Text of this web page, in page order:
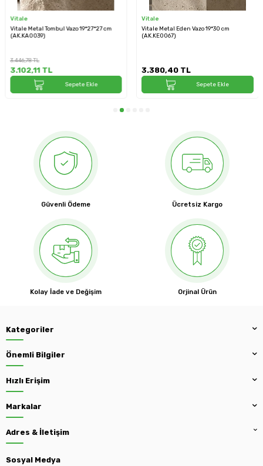
Vitale
Vitale Metal Tombul Vazo 19*27*27 cm
(AK.KA0039)
3.446,78TL
3.102,11TL
Sepete Ekle
Vitale
Vitale Metal Eden Vazo 19*30 cm
(AK.KE0067)
3.380,40TL
Sepete Ekle
Güvenli Ödeme Ücretsiz Kargo
Kolay İade ve Değişim Orjinal Ürün
Kategoriler
Önemli Bilgiler
Hızlı Erişim
Markalar
Adres & İletişim
Sosyal Medya